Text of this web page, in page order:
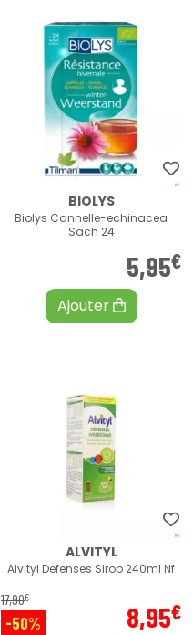
BIOLYS
Biolys Cannelle-echinacea
Sach 24
5,95€
Ajouter
ALVITYL
Alvityl Defenses Sirop 240ml Nf
17,90€
-50% 8,95€